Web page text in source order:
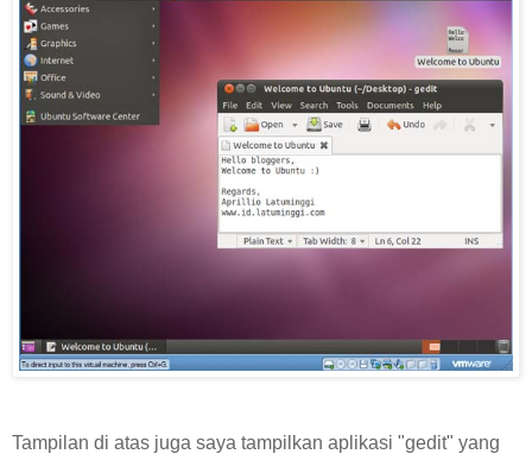
Tampilan di atas juga saya tampilkan aplikasi "gedit" yang